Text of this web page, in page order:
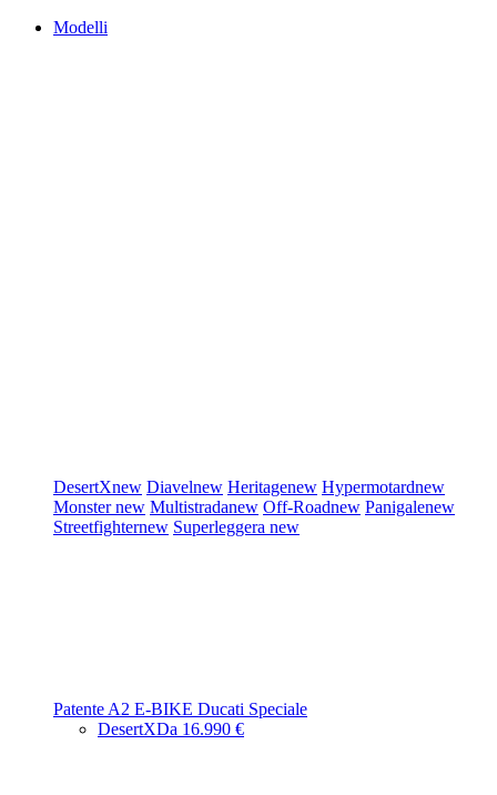
Modelli
DesertXnew Diavelnew Heritagenew Hypermotardnew
Monsternew Multistradanew Off-Roadnew Panigalenew
Streetfighternew Superleggera new
Patente A2 E-BIKE Ducati Speciale
DesertXDa 16.990 €